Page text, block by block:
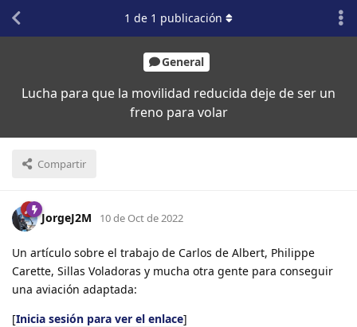
General
Lucha para que la movilidad reducida deje de ser un
freno para volar
Compartir
1 de 1 publicación
JorgeJ2M 10 de Oct de 2022
Un artículo sobre el trabajo de Carlos de Albert, Philippe
Carette, Sillas Voladoras y mucha otra gente para conseguir
una aviación adaptada:
[Inicia sesión para ver el enlace]